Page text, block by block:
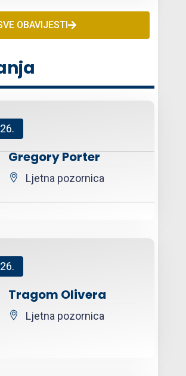
OBAVIJESTI
Gregory Porter
Ljetna pozornica
Tragom Olivera
Ljetna pozornica